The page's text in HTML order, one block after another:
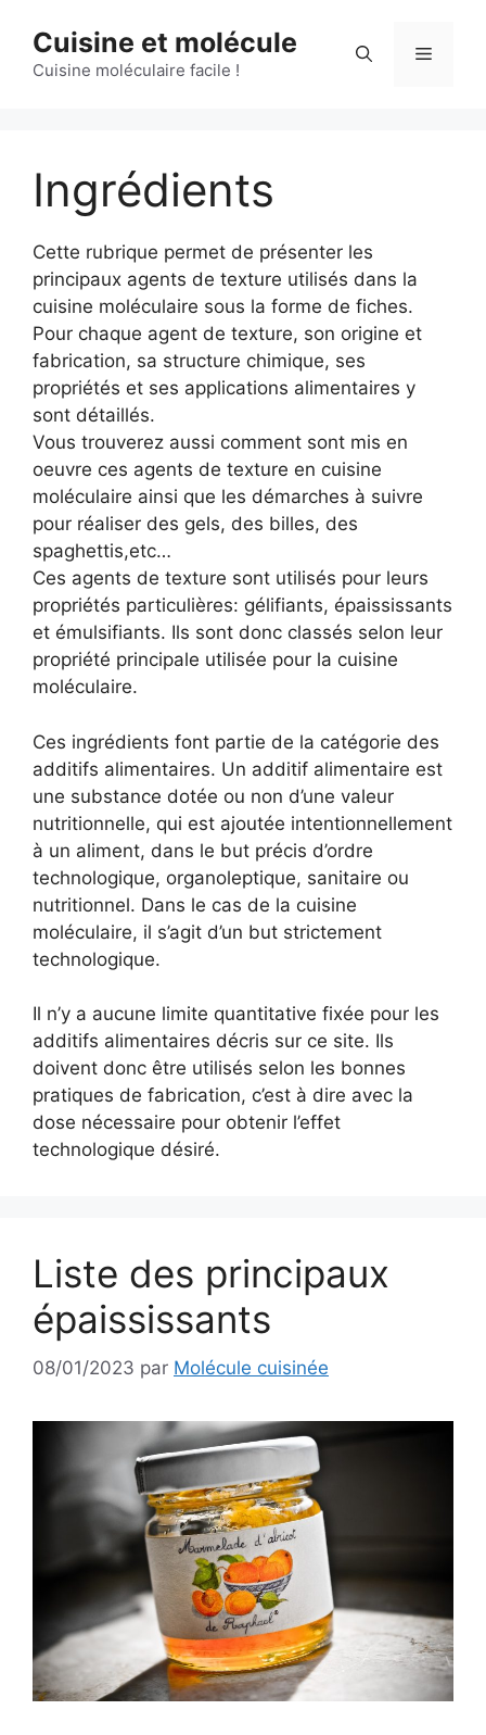
contenu
Cuisine et molécule
Cuisine moléculaire facile !
Menu
Ingrédients
Cette rubrique permet de présenter les
principaux agents de texture utilisés dans la
cuisine moléculaire sous la forme de fiches.
Pour chaque agent de texture, son origine et
fabrication, sa structure chimique, ses
propriétés et ses applications alimentaires y
sont détaillés.
Vous trouverez aussi comment sont mis en
oeuvre ces agents de texture en cuisine
moléculaire ainsi que les démarches à suivre
pour réaliser des gels, des billes, des
spaghettis,etc…
Ces agents de texture sont utilisés pour leurs
propriétés particulières: gélifiants, épaississants
et émulsifiants. Ils sont donc classés selon leur
propriété principale utilisée pour la cuisine
moléculaire.
Ces ingrédients font partie de la catégorie des
additifs alimentaires. Un additif alimentaire est
une substance dotée ou non d’une valeur
nutritionnelle, qui est ajoutée intentionnellement
à un aliment, dans le but précis d’ordre
technologique, organoleptique, sanitaire ou
nutritionnel. Dans le cas de la cuisine
moléculaire, il s’agit d’un but strictement
technologique.
Il n’y a aucune limite quantitative fixée pour les
additifs alimentaires décris sur ce site. Ils
doivent donc être utilisés selon les bonnes
pratiques de fabrication, c’est à dire avec la
dose nécessaire pour obtenir l’effet
technologique désiré.
Liste des principaux
épaississants
08/01/2023 par Molécule cuisinée